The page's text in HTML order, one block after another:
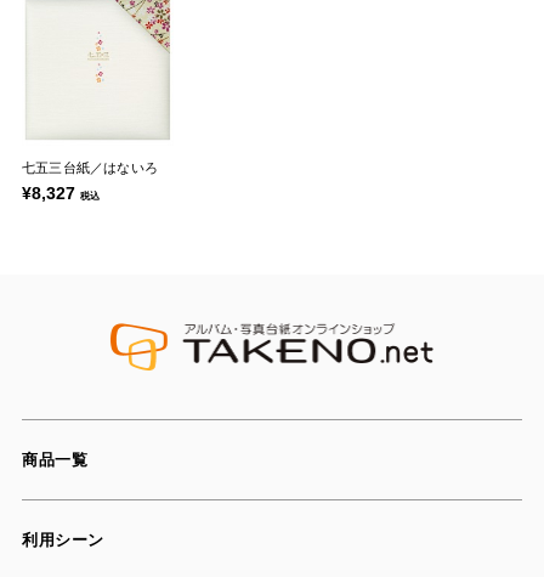
七五三台紙／はないろ
¥8,327 税込
商品一覧
利用シーン